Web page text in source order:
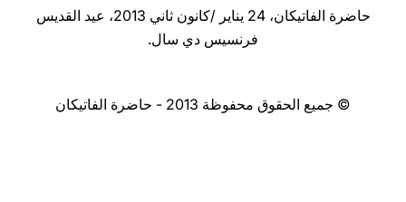
حاضرة الفاتيكان، 24 يناير /كانون ثاني 2013، عيد القديس
فرنسيس دي سال.
© جميع الحقوق محفوظة 2013 - حاضرة الفاتيكان